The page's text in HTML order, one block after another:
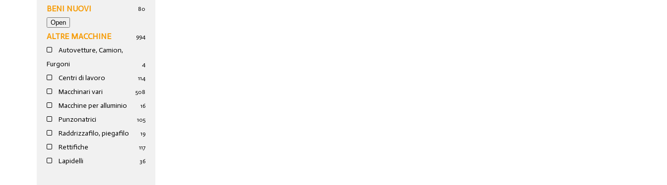
BENI NUOVI 80
ALTRE MACCHINE 994
Autovetture, Camion,
Furgoni
4
Centri di lavoro 114
Macchinari vari 508
Macchine per alluminio 16
Punzonatrici 105
Raddrizzafilo, piegafilo 19
Rettifiche 117
Lapidelli 36